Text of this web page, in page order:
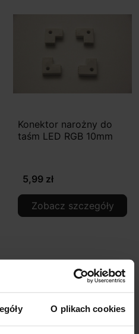
O plikach cookies
Konektor narożny do
taśm LED RGB 10mm
5,99 zł
Zobacz szczegóły